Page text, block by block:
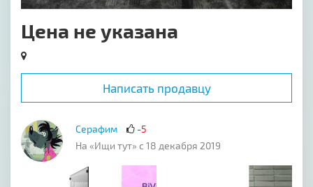
Цена не указана
Написать продавцу
Серафим
-5
На «Ищи тут» с 18 декабря 2019